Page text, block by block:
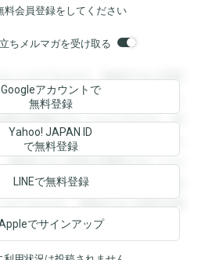
料会員登録をしてください
ちメルマガを受け取る
ことができます。登録すると回答
。登録すると回答を閲覧すること
答を閲覧することができます。登
とができます。登録すると回答を
登録すると回答を閲覧することが
を閲覧することができます。登録
ができます。登録すると回答を閲
Googleアカウントで
無料登録
Yahoo! JAPAN ID
で無料登録
LINEで無料登録
でサインアップ